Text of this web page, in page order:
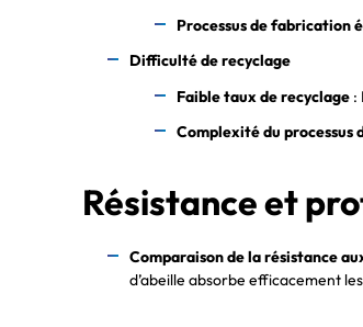
Processus de fabrication
Difficulté de recyclage
Faible taux de recyclage :
Complexité du processus
Résistance et
Comparaison de la résistance
d’abeille absorbe efficacement